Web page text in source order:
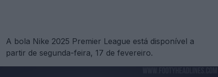
A bola Nike 2025 Premier League está disponível a
partir de segunda-feira, 17 de fevereiro.